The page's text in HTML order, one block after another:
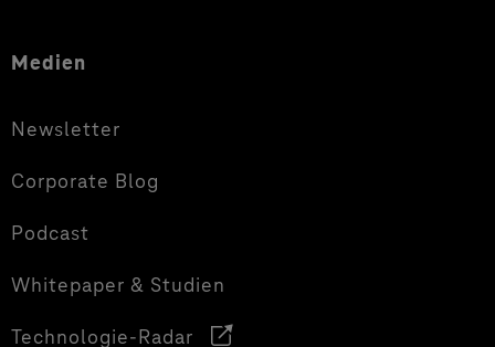
Medien
Newsletter
Corporate Blog
Podcast
Whitepaper & Studien
Technologie-Radar